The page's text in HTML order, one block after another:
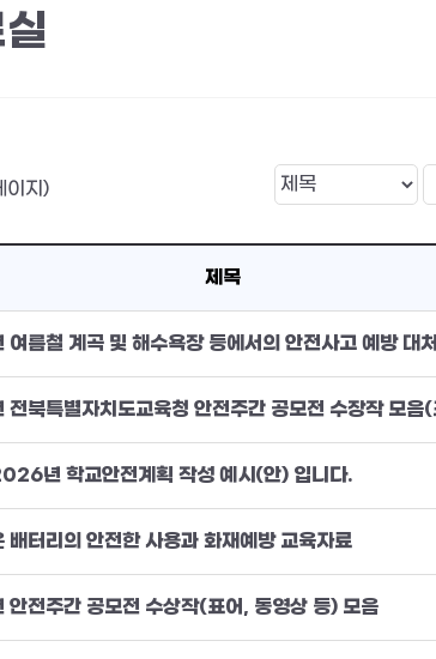
지)
제목
년 학교안전계획 작성 예시(안) 입니다.
배터리의 안전한 사용과 화재예방 교육자료
전주간 공모전 수상작(표어, 동영상 등) 모음